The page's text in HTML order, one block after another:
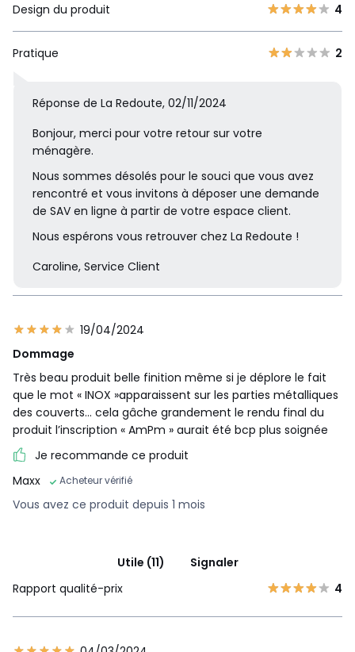
Design du produit 4
Pratique 2
Réponse de La Redoute, 02/11/2024
Bonjour, merci pour votre retour sur votre
ménagère.
Nous sommes désolés pour le souci que vous avez
rencontré et vous invitons à déposer une demande
de SAV en ligne à partir de votre espace client.
Nous espérons vous retrouver chez La Redoute !
Caroline, Service Client
19/04/2024
Dommage
Très beau produit belle finition même si je déplore le fait
que le mot « INOX »apparaissent sur les parties métalliques
des couverts… cela gâche grandement le rendu final du
produit l’inscription « AmPm » aurait été bcp plus soignée
Je recommande ce produit
Maxx
Acheteur vérifié
Vous avez ce produit depuis 1 mois
Utile (11)
Signaler
Rapport qualité-prix
4